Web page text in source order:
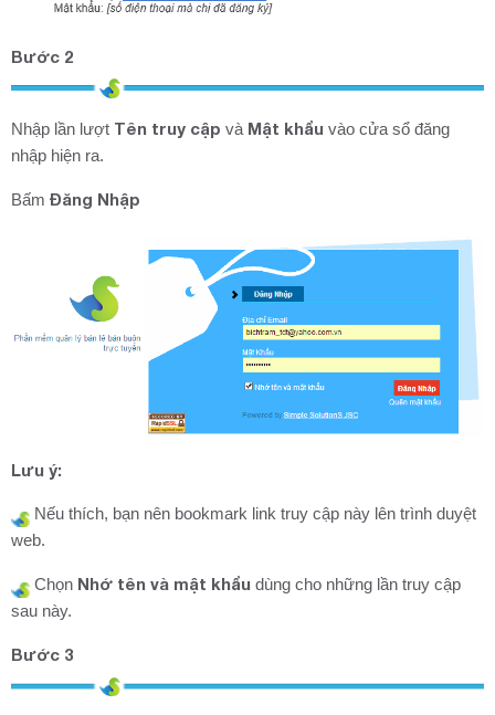
Bước 2
Nhập lần lượt Tên truy cập và Mật khẩu vào cửa sổ đăng
nhập hiện ra.
Bấm Đăng Nhập
Lưu ý:
Nếu thích, bạn nên bookmark link truy cập này lên trình duyệt
web.
Chọn Nhớ tên và mật khẩu dùng cho những lần truy cập
sau này.
Bước 3